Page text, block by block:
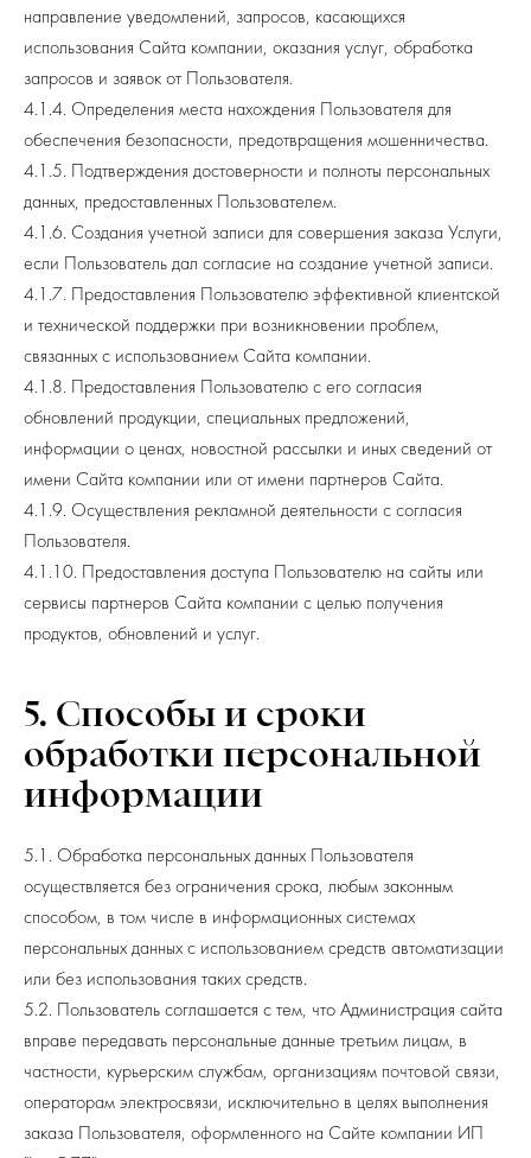
направление уведомлений, запросов, касающихся
использования Сайта компании, оказания услуг, обработка
запросов и заявок от Пользователя.
4.1.4. Определения места нахождения Пользователя для
обеспечения безопасности, предотвращения мошенничества.
4.1.5. Подтверждения достоверности и полноты персональных
данных, предоставленных Пользователем.
4.1.6. Создания учетной записи для совершения заказа Услуги,
если Пользователь дал согласие на создание учетной записи.
4.1.7. Предоставления Пользователю эффективной клиентской
и технической поддержки при возникновении проблем,
связанных с использованием Сайта компании.
4.1.8. Предоставления Пользователю с его согласия
обновлений продукции, специальных предложений,
информации о ценах, новостной рассылки и иных сведений от
имени Сайта компании или от имени партнеров Сайта.
4.1.9. Осуществления рекламной деятельности с согласия
Пользователя.
4.1.10. Предоставления доступа Пользователю на сайты или
сервисы партнеров Сайта компании с целью получения
продуктов, обновлений и услуг.
5. Способы и сроки
обработки персональной
информации
5.1. Обработка персональных данных Пользователя
осуществляется без ограничения срока, любым законным
способом, в том числе в информационных системах
персональных данных с использованием средств автоматизации
или без использования таких средств.
5.2. Пользователь соглашается с тем, что Администрация сайта
вправе передавать персональные данные третьим лицам, в
частности, курьерским службам, организациям почтовой связи,
операторам электросвязи, исключительно в целях выполнения
заказа Пользователя, оформленного на Сайте компании ИП